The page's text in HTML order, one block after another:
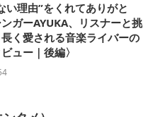
い理由”をくれてありがと
ガーAYUKA、リスナーと挑
く愛される音楽ライバーの
ュー｜後編〉